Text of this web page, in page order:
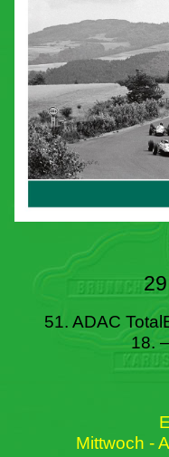
51. ADAC
18.
Mittwoch -